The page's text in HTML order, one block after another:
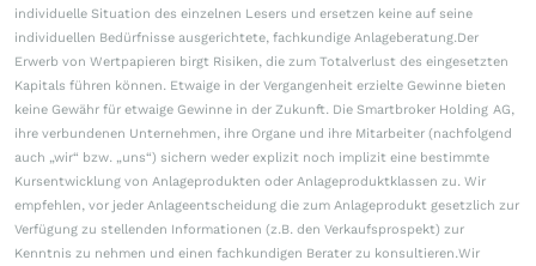
individuelle Situation des einzelnen Lesers und ersetzen keine auf seine
individuellen Bedürfnisse ausgerichtete, fachkundige Anlageberatung.Der
Erwerb von Wertpapieren birgt Risiken, die zum Totalverlust des eingesetzten
Kapitals führen können. Etwaige in der Vergangenheit erzielte Gewinne bieten
keine Gewähr für etwaige Gewinne in der Zukunft. Die Smartbroker Holding AG,
ihre verbundenen Unternehmen, ihre Organe und ihre Mitarbeiter (nachfolgend
auch „wir“ bzw. „uns“) sichern weder explizit noch implizit eine bestimmte
Kursentwicklung von Anlageprodukten oder Anlageproduktklassen zu. Wir
empfehlen, vor jeder Anlageentscheidung die zum Anlageprodukt gesetzlich zur
Verfügung zu stellenden Informationen (z.B. den Verkaufsprospekt) zur
Kenntnis zu nehmen und einen fachkundigen Berater zu konsultieren.Wir